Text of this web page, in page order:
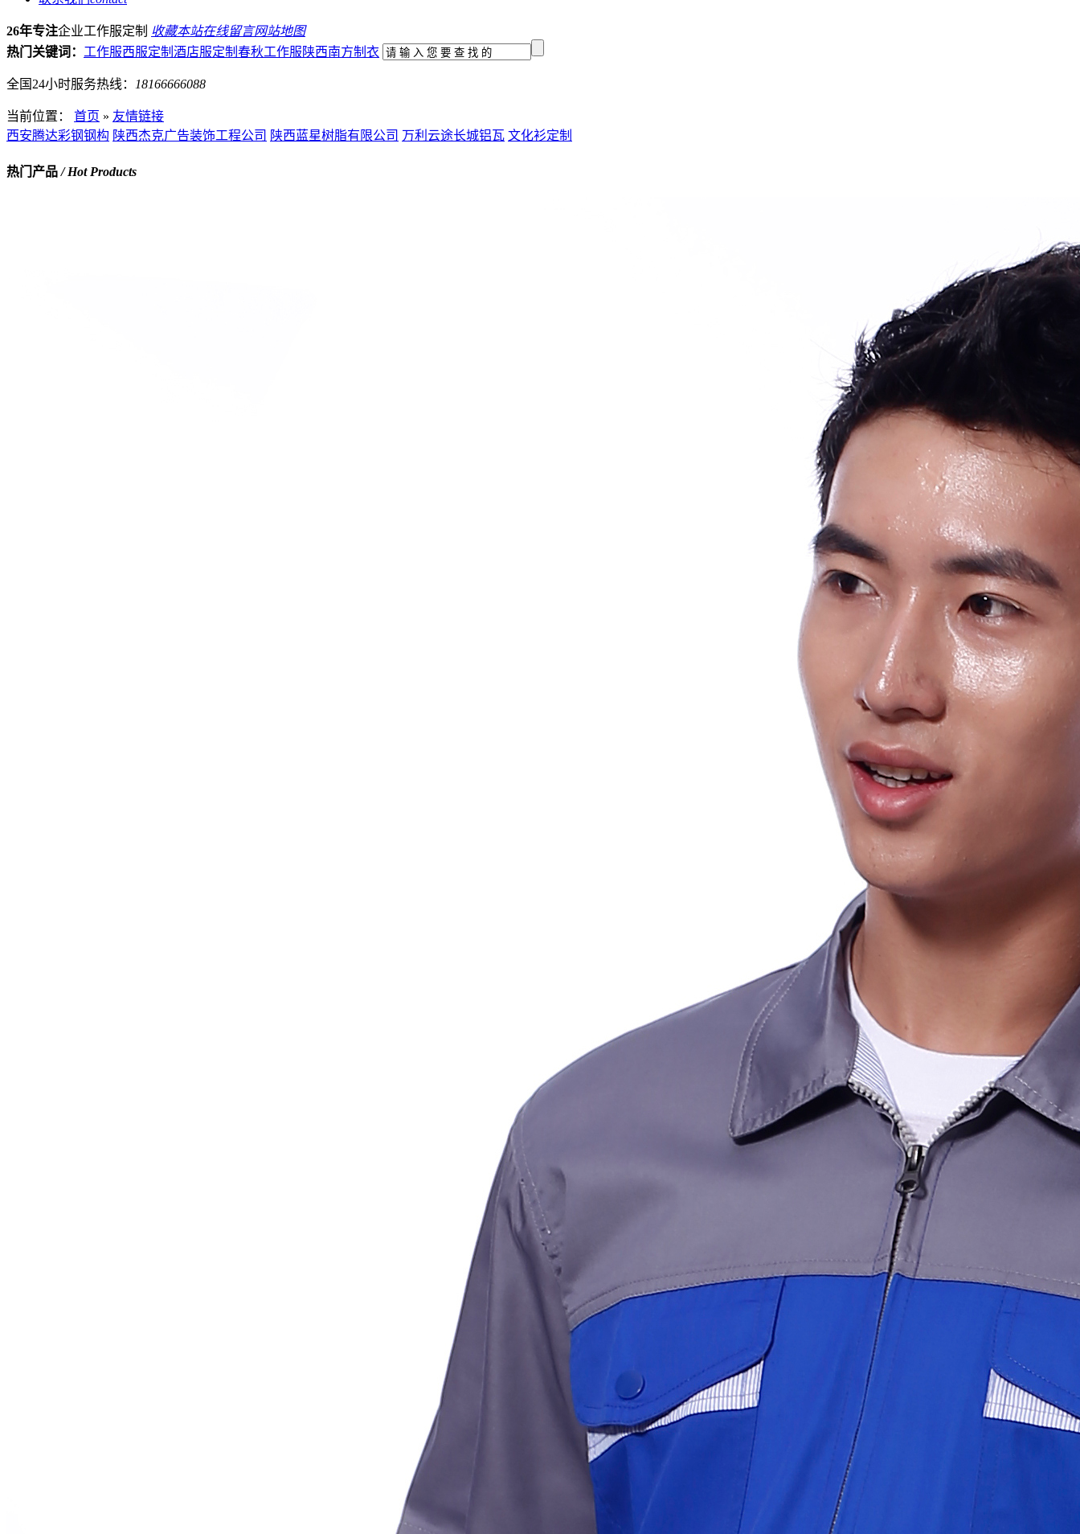
26年专注企业工作服定制 收藏本站在线留言网站地图
热门关键词： 工作服西服定制 酒店服定制 春秋工作服陕西南方制衣
全国24小时服务热线： 18166666088
当前位置： 首页 » 友情链接
西安腾达彩钢钢构 陕西杰克广告装饰工程公司 陕西蓝星树脂有限公司 万利云途长城铝瓦 文化衫定制
热门产品/ Hot Products